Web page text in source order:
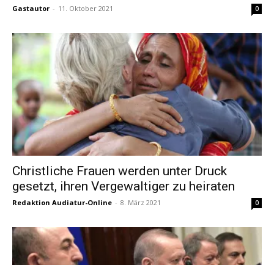
Gastautor - 11. Oktober 2021 0
Christliche Frauen werden unter Druck
gesetzt, ihren Vergewaltiger zu heiraten
Redaktion Audiatur-Online - 8. März 2021 0